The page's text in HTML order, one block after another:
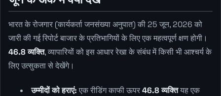
भारत के रोजगार (कार्यकर्ता जनसंख्या अनुपात) की 25 जून, 2026 को
जारी की गई रिपोर्ट बाजार के प्रतिभागियों के लिए एक महत्वपूर्ण क्षण होगी।
46.8 व्यक्ति, व्यापारियों को इस आधार रेखा के संबंध में किसी भी आश्चर्य के
लिए उत्सुकता से देखेंगे।
उम्मीदों को हराएं: एक रीडिंग काफी ऊपर46.8 व्यक्तियह एक